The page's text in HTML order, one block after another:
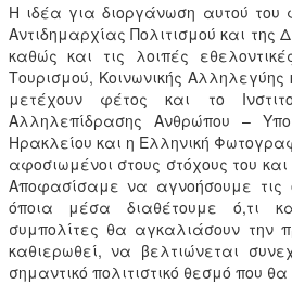
Η ιδέα για διοργάνωση αυτού
Αντιδημαρχίας Πολιτισμού και
καθώς και τις λοιπές
Τουρισμού, Κοινωνικής
μετέχουν φέτος και το
Αλληλεπίδρασης Ανθρώπου –
Ηρακλείου και η Ελληνική
αφοσιωμένοι στους στόχους του
Αποφασίσαμε να αγνοήσουμε τις
όποια μέσα διαθέτουμε ό,τι
συμπολίτες θα αγκαλιάσουν την
καθιερωθεί, να βελτιώνεται
σημαντικό πολιτιστικό θεσμό που